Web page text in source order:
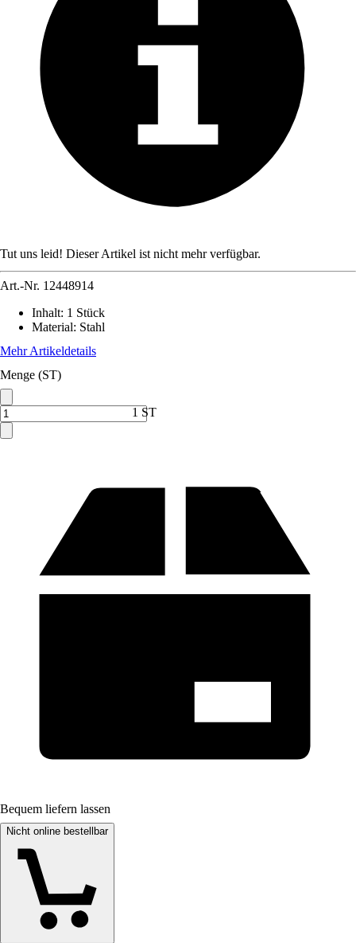
Tut uns leid! Dieser Artikel ist nicht mehr verfügbar.
Art.-Nr. 12448914
Inhalt: 1 Stück
Material: Stahl
Mehr Artikeldetails
Menge (ST)
1 ST
Bequem liefern lassen
Nicht online bestellbar